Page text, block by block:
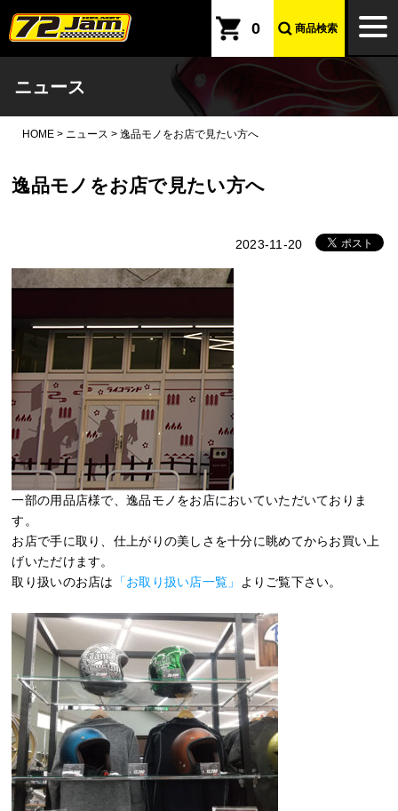
本文へ
0 商品検索
ニュース
HOME > ニュース > 逸品モノをお店で見たい方へ
逸品モノをお店で見たい方へ
2023-11-20
一部の用品店様で、逸品モノをお店においていただいておりま
す。
お店で手に取り、仕上がりの美しさを十分に眺めてからお買い上
げいただけます。
取り扱いのお店は
「お取り扱い店一覧」 よりご覧下さい。